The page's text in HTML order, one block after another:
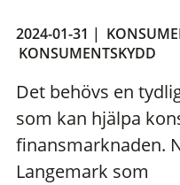
2024-01-31 |
KONSUMENTSKYDD
Det behövs en
som kan hjälpa
finansmarknaden.
Langemark som